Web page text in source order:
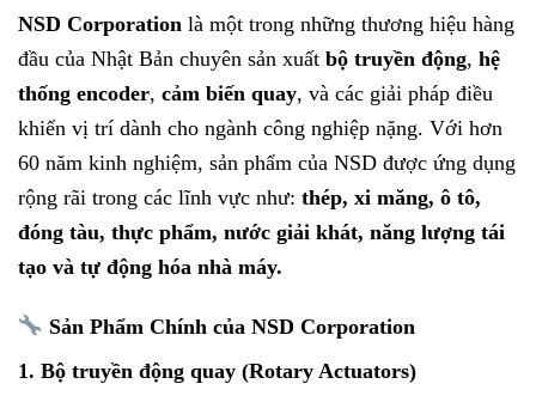
NSD Corporation là một trong những thương hiệu hàng
đầu của Nhật Bản chuyên sản xuất bộ truyền động, hệ
thống encoder, cảm biến quay, và các giải pháp điều
khiển vị trí dành cho ngành công nghiệp nặng. Với hơn
60 năm kinh nghiệm, sản phẩm của NSD được ứng dụng
rộng rãi trong các lĩnh vực như: thép, xi măng, ô tô,
đóng tàu, thực phẩm, nước giải khát, năng lượng tái
tạo và tự động hóa nhà máy.
Sản Phẩm Chính của NSD Corporation
1. Bộ truyền động quay (Rotary Actuators)